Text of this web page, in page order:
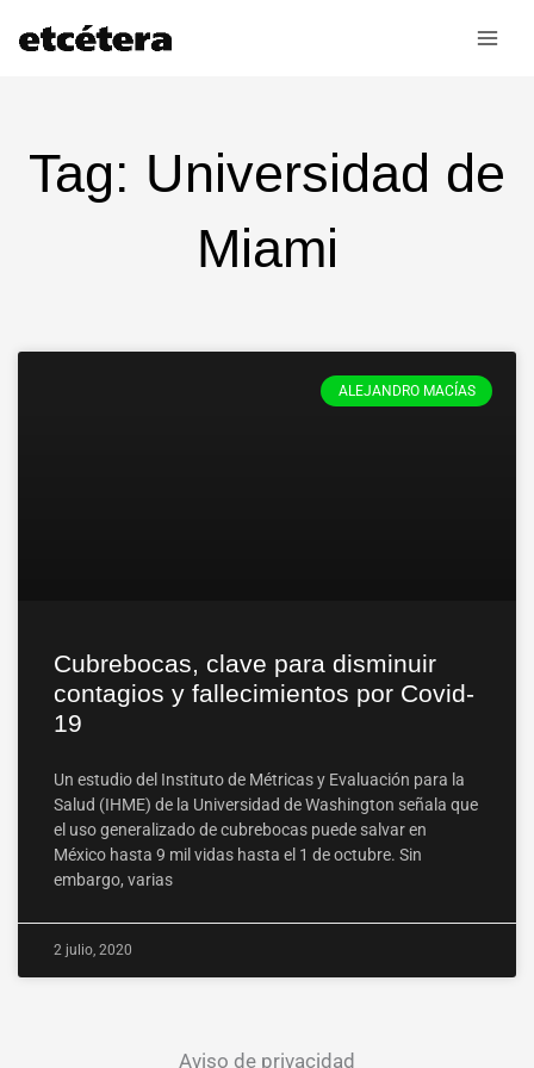
Tag: Universidad de
Miami
ALEJANDRO MACÍAS
Cubrebocas, clave para disminuir
contagios y fallecimientos por Covid-
19
Un estudio del Instituto de Métricas y Evaluación para la
Salud (IHME) de la Universidad de Washington señala que
el uso generalizado de cubrebocas puede salvar en
México hasta 9 mil vidas hasta el 1 de octubre. Sin
embargo, varias
2 julio, 2020
Aviso de privacidad